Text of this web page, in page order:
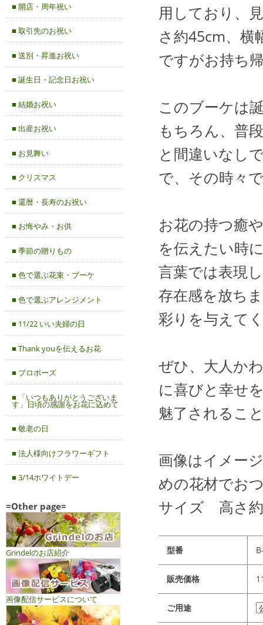
用しており、
さ約45cm、横
ですがお持ち
このブーケは
もちろん、普
と間違いなし
で、その時々
お花の持つ癒
を伝えたい時
言葉では表現
存在感を放ち
彩りを与えて
ぜひ、大人か
に喜びと幸せ
魅了されるこ
画像はイメー
めの花材でお
サイズ 高さ
型番
販売価格
ご用途
■ 開店・周年祝い
■ 取引先のお祝い
■ 送別・昇進お祝い
■ 誕生日・記念日お祝い
■ 結婚お祝い
■ 出産お祝い
■ お見舞い
■ クリスマス
■ 還暦・長寿のお祝い
■ お悔やみ・お供
■ 季節の贈りもの
■ 色で選ぶ花束・ブーケ
■ 色で選ぶアレンジメント
■ 11/22 いい夫婦の日
■ Thank youを伝えるお花
■ プロポーズ
■ 「いつもありがとうございま
す」日頃の感謝をお花に込めて
■ 敬老の日
■ 法人様向けフラワーギフト
■ 3/14ホワイトデー
=Other page=
Grindelのお店紹介
画像配信サービスについて